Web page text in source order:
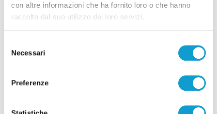
con altre informazioni che ha fornito loro o che hanno
raccolto dal suo utilizzo dei loro servizi.
delNecessari
Preferenze